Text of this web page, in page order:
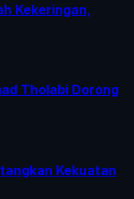
Kekeringan,
Tholabi Dorong
Kekuatan